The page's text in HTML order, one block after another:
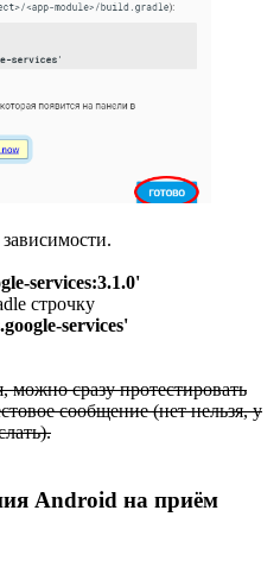
services:3.1.0'
строчку
services'
сразу протестировать
сообщение (нет нельзя, у
Android на приём